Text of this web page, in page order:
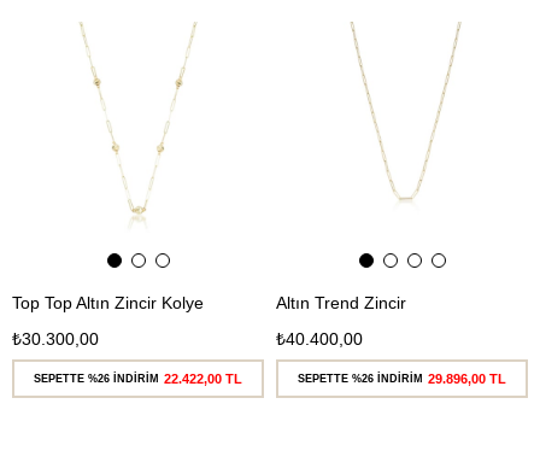
Top Top Altın Zincir Kolye
₺30.300,00
SEPETTE %26 İNDİRİM 22.422,00 TL
Altın Trend Zincir
₺40.400,00
SEPETTE %26 İNDİRİM 29.896,00 TL